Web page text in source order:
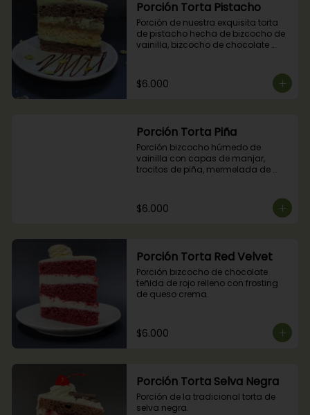
Porción Torta Pistacho
Porción de nuestra exquisita torta
de pistacho hecha de bizcocho de
vainilla, bizcocho de chocolate
crema de pistachos.
$6.000
Porción Torta Piña
Porción bizcocho húmedo de
vainilla con capas de manjar,
trocitos de piña, mermelada de
$6.000
Porción Torta Red Velvet
Porción bizcocho de chocolate
teñida de rojo relleno con frosting
de queso crema.
$6.000
Porción Torta Selva Negra
Porción de la tradicional torta de
selva negra.